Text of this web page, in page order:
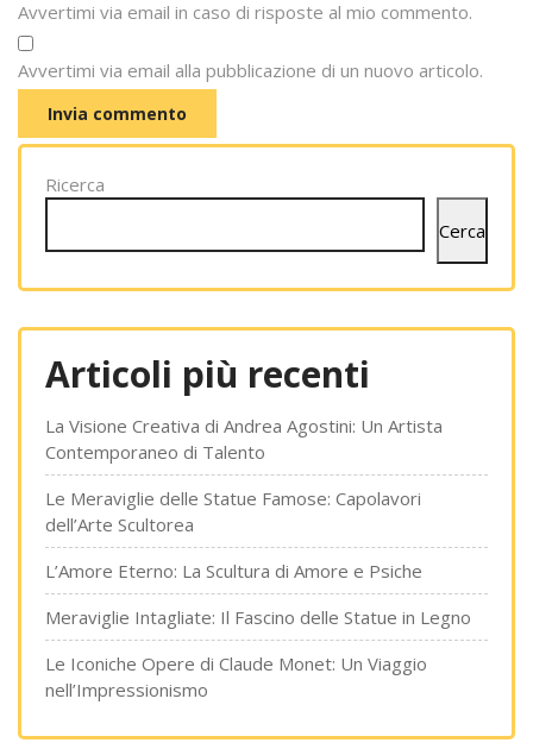
Avvertimi via email in caso di risposte al mio commento.
Avvertimi via email alla pubblicazione di un nuovo articolo.
Ricerca
Cerca
Articoli più recenti
La Visione Creativa di Andrea Agostini: Un Artista
Contemporaneo di Talento
Le Meraviglie delle Statue Famose: Capolavori
dell’Arte Scultorea
L’Amore Eterno: La Scultura di Amore e Psiche
Meraviglie Intagliate: Il Fascino delle Statue in Legno
Le Iconiche Opere di Claude Monet: Un Viaggio
nell’Impressionismo